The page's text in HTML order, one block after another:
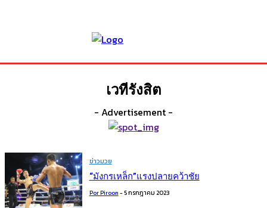
เวทีรังสิต
- Advertisement -
ข่าวมวย
“มังกรเหล็ก”แรงปลายคว้าชัย
Por Piroon -5 กรกฎาคม 2023